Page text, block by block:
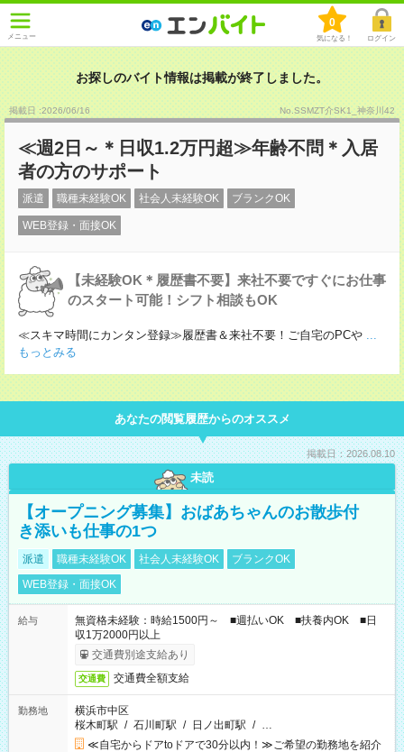
メニュー
0
気になる！ ログイン
お探しのバイト情報は掲載が終了しました。
掲載日 :2026/06/16 No.SSMZT介SK1_神奈川42
≪週2日～＊日収1.2万円超≫年齢不問＊入居
者の方のサポート
派遣 職種未経験OK 社会人未経験OK ブランクOK
WEB登録・面接OK
【未経験OK＊履歴書不要】来社不要ですぐにお仕事
のスタート可能！シフト相談もOK
≪スキマ時間にカンタン登録≫履歴書＆来社不要！ご自宅のPCや ...
もっとみる
あなたの閲覧履歴からのオススメ
掲載日：2026.08.10
未読
【オープニング募集】おばあちゃんのお散歩付
き添いも仕事の1つ
派遣 職種未経験OK 社会人未経験OK
ブランクOK
WEB登録・面接OK
給与
無資格未経験：時給1500円～ ■週払いOK ■扶養内OK ■日
収1万2000円以上
交通費別途支給あり
交通費 交通費全額支給
勤務地
横浜市中区
桜木町駅 / 石川町駅 / 日ノ出町駅 / …
≪自宅からドアtoドアで30分以内！≫ご希望の勤務地を紹介